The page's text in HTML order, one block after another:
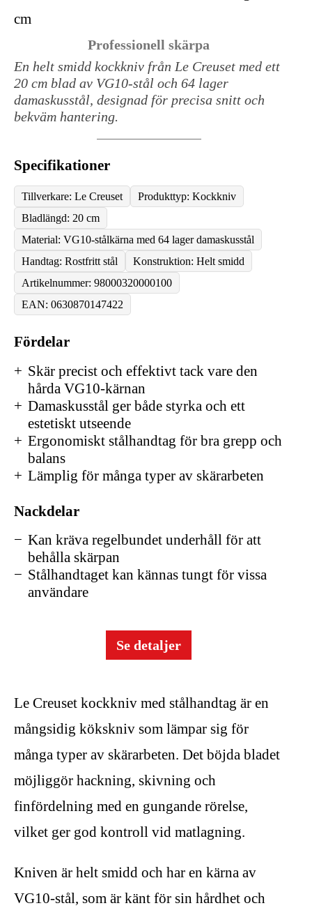
Professionell skärpa
En helt smidd kockkniv från Le Creuset med ett
20 cm blad av VG10-stål och 64 lager
damaskusstål, designad för precisa snitt och
bekväm hantering.
Le Creuset kockkniv med stålhandtag är en
mångsidig kökskniv som lämpar sig för
många typer av skärarbeten. Det böjda bladet
möjliggör hackning, skivning och
finfördelning med en gungande rörelse,
vilket ger god kontroll vid matlagning.
Kniven är helt smidd och har en kärna av
VG10-stål, som är känt för sin hårdhet och
Fördelar
Skär precist och effektivt tack vare den
hårda VG10-kärnan
Damaskusstål ger både styrka och ett
estetiskt utseende
Ergonomiskt stålhandtag för bra grepp och
balans
Lämplig för många typer av skärarbeten
Nackdelar
Kan kräva regelbundet underhåll för att
behålla skärpan
Stålhandtaget kan kännas tungt för vissa
användare
Specifikationer
Tillverkare: Le Creuset
Produkttyp: Kockkniv
Bladlängd: 20 cm
Material: VG10-stålkärna med 64 lager damaskusstål
Handtag: Rostfritt stål
Konstruktion: Helt smidd
Artikelnummer: 98000320000100
EAN: 0630870147422
Se detaljer